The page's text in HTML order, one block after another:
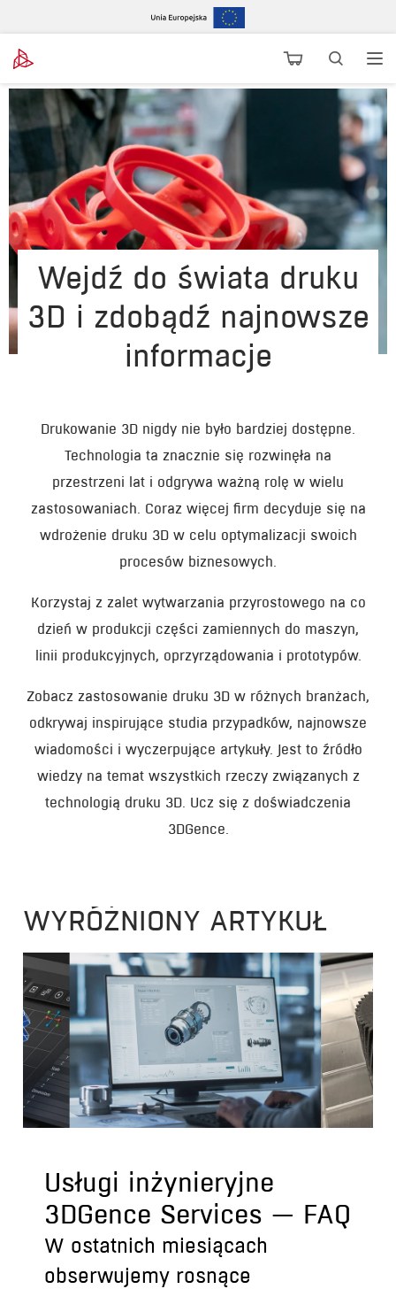
Wejdź do świata druku
3D i zdobądź najnowsze
informacje
Drukowanie 3D nigdy nie było bardziej dostępne.
Technologia ta znacznie się rozwinęła na
przestrzeni lat i odgrywa ważną rolę w wielu
zastosowaniach. Coraz więcej firm decyduje się na
wdrożenie druku 3D w celu optymalizacji swoich
procesów biznesowych.
Korzystaj z zalet wytwarzania przyrostowego na co
dzień w produkcji części zamiennych do maszyn,
linii produkcyjnych, oprzyrządowania i prototypów.
Zobacz zastosowanie druku 3D w różnych branżach,
odkrywaj inspirujące studia przypadków, najnowsze
wiadomości i wyczerpujące artykuły. Jest to źródło
wiedzy na temat wszystkich rzeczy związanych z
technologią druku 3D. Ucz się z doświadczenia
3DGence.
WYRÓŻNIONY ARTYKUŁ
Usługi inżynieryjne
3DGence Services — FAQ
W ostatnich miesiącach
obserwujemy rosnące